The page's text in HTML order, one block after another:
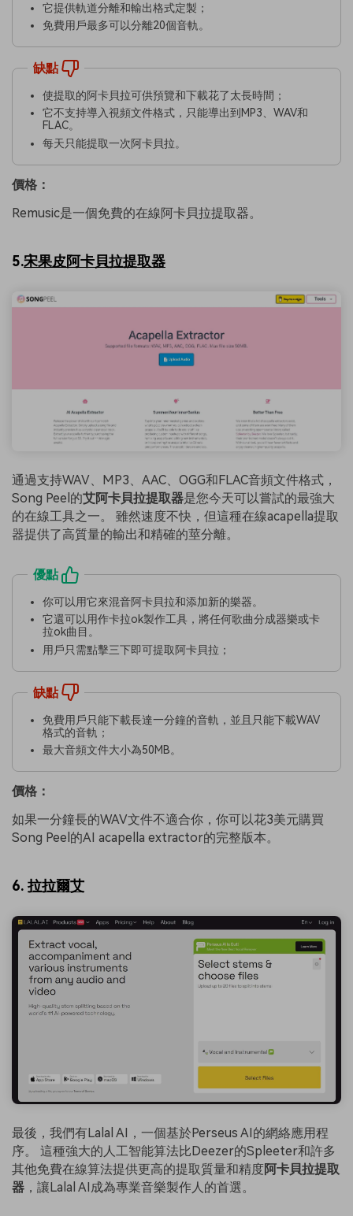
它提供軌道分離和輸出格式定製；
免費用戶最多可以分離20個音軌。
缺點
使提取的阿卡貝拉可供預覽和下載花了太長時間；
它不支持導入視頻文件格式，只能導出到MP3、WAV和
FLAC。
每天只能提取一次阿卡貝拉。
價格：
Remusic是一個免費的在線阿卡貝拉提取器。
5.宋果皮阿卡貝拉提取器
通過支持WAV、MP3、AAC、OGG和FLAC音頻文件格式，
Song Peel的艾阿卡貝拉提取器是您今天可以嘗試的最強大
的在線工具之一。 雖然速度不快，但這種在線acapella提取
器提供了高質量的輸出和精確的莖分離。
優點
你可以用它來混音阿卡貝拉和添加新的樂器。
它還可以用作卡拉ok製作工具，將任何歌曲分成器樂或卡
拉ok曲目。
用戶只需點擊三下即可提取阿卡貝拉；
缺點
免費用戶只能下載長達一分鐘的音軌，並且只能下載WAV
格式的音軌；
最大音頻文件大小為50MB。
價格：
如果一分鐘長的WAV文件不適合你，你可以花3美元購買
Song Peel的AI acapella extractor的完整版本。
6. 拉拉爾艾
最後，我們有Lalal AI，一個基於Perseus AI的網絡應用程
序。 這種強大的人工智能算法比Deezer的Spleeter和許多
其他免費在線算法提供更高的提取質量和精度阿卡貝拉提取
器 ，讓Lalal AI成為專業音樂製作人的首選。